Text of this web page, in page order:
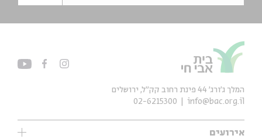
אירועים
המלך ג'ורג' 44 פינת רחוב קק״ל, ירושלים
info@bac.org.il
02-6215300